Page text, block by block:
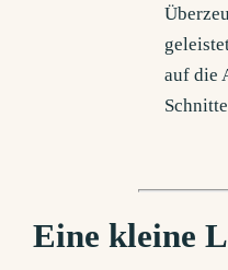
Eine kleine